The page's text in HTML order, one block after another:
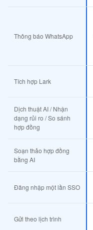
Thông báo WhatsApp
Tích hợp Lark
Dịch thuật AI / Nhận
dạng rủi ro / So sánh
hợp đồng
Soạn thảo hợp đồng
bằng AI
Đăng nhập một lần SSO
Gửi theo lịch trình